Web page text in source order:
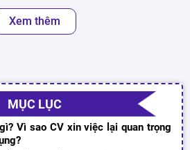
Xem thêm
MỤC LỤC
Vì sao CV xin việc lại quan trọng